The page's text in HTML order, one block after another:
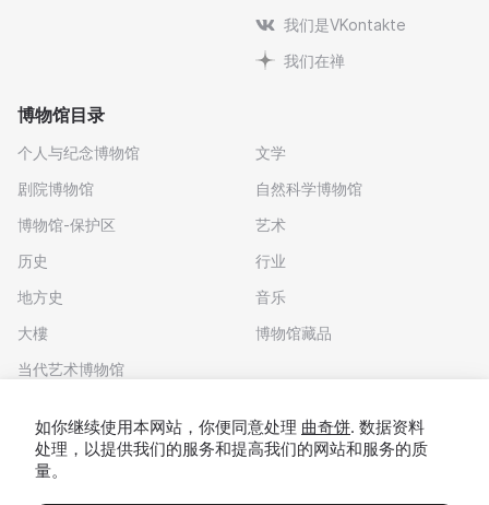
我们是VKontakte
我们在禅
博物馆目录
个人与纪念博物馆
剧院博物馆
博物馆-保护区
历史
地方史
大樓
当代艺术博物馆
文学
自然科学博物馆
艺术
行业
音乐
博物馆藏品
如你继续使用本网站，你便同意处理 曲奇饼. 数据资料
处理，以提供我们的服务和提高我们的网站和服务的质
量。